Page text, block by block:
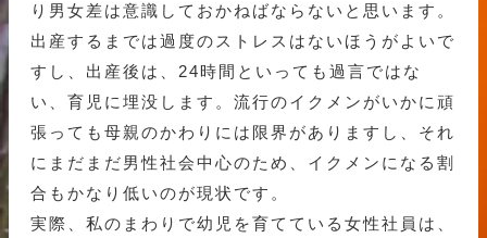
り男女差は意識しておかねばならないと思います。
出産するまでは過度のストレスはないほうがよいで
すし、出産後は、24時間といっても過言ではな
い、育児に埋没します。流行のイクメンがいかに頑
張っても母親のかわりには限界がありますし、それ
にまだまだ男性社会中心のため、イクメンになる割
合もかなり低いのが現状です。
実際、私のまわりで幼児を育てている女性社員は、